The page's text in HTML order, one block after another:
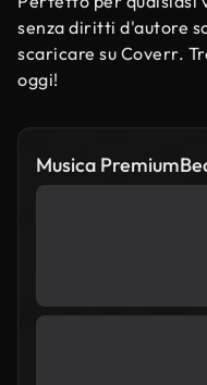
senza diritti d'autore
scaricare su Coverr.
oggi!
Musica